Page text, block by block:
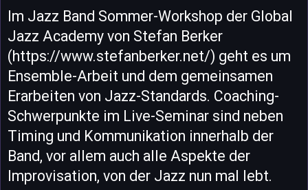
Im Jazz Band Sommer-Workshop der Global
Jazz Academy von Stefan Berker
(https://www.stefanberker.net/) geht es um
Ensemble-Arbeit und dem gemeinsamen
Erarbeiten von Jazz-Standards. Coaching-
Schwerpunkte im Live-Seminar sind neben
Timing und Kommunikation innerhalb der
Band, vor allem auch alle Aspekte der
Improvisation, von der Jazz nun mal lebt.